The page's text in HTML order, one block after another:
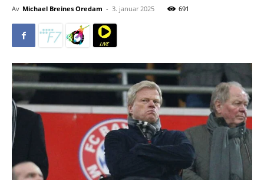
Av Michael Breines Oredam - 3. januar 2025 691